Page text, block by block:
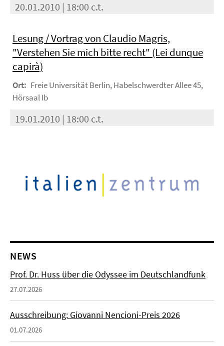
20.01.2010 | 18:00 c.t.
Lesung / Vortrag von Claudio Magris,
"Verstehen Sie mich bitte recht" (Lei dunque
capirà)
Ort: Freie Universität Berlin, Habelschwerdter Allee 45,
Hörsaal Ib
19.01.2010 | 18:00 c.t.
NEWS
Prof. Dr. Huss über die Odyssee im Deutschlandfunk
27.07.2026
Ausschreibung: Giovanni Nencioni-Preis 2026
01.07.2026